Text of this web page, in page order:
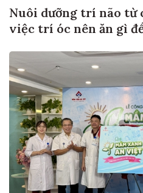
Nuôi dưỡng trí não từ
việc trí óc nên ăn gì